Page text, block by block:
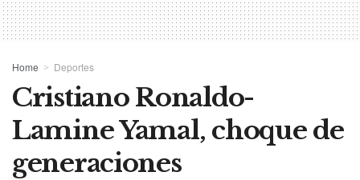
Home Deportes
Cristiano Ronaldo-
Lamine Yamal, choque de
generaciones